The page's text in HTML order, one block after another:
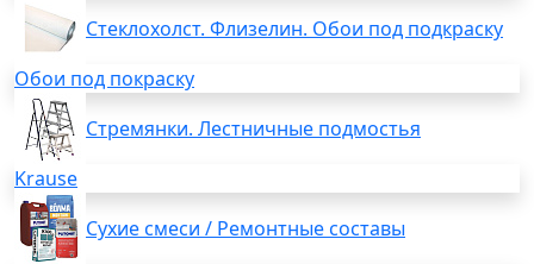
Стеклохолст. Флизелин. Обои под подкраску
Обои под покраску
Стремянки. Лестничные подмостья
Krause
Сухие смеси / Ремонтные составы